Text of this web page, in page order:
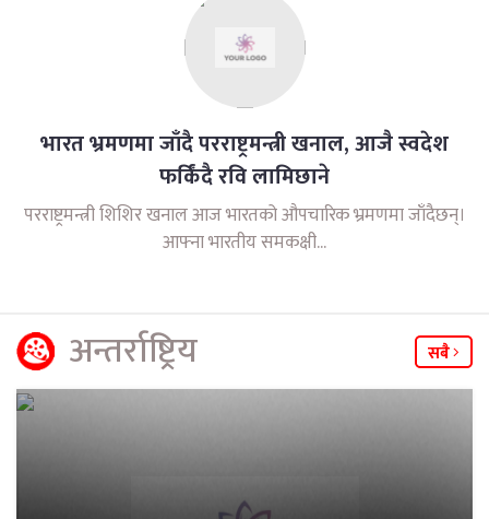
भारत भ्रमणमा जाँदै परराष्ट्रमन्त्री खनाल, आजै स्वदेश
फर्किंदै रवि लामिछाने
परराष्ट्रमन्त्री शिशिर खनाल आज भारतको औपचारिक भ्रमणमा जाँदैछन्।
आफ्ना भारतीय समकक्षी...
अन्तर्राष्ट्रिय सबै